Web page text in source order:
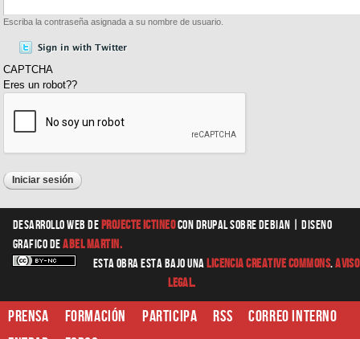
Escriba la contraseña asignada a su nombre de usuario.
CAPTCHA
Eres un robot??
Desarrollo web de Projecte Ictineocon Drupal sobre Debian |diseno
graficodeAbel Martin.
Esta obra esta bajo una Licencia Creative Commons.Aviso
Legal.
Prensa Formación Participa RSS
Correo interno